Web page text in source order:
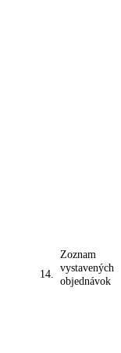
14.
Zoznam
vystavených
objednávok